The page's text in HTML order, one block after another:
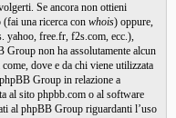
Se ancora non ottieni
una ricerca con whois) oppure,
yahoo, free.fr, f2s.com, ecc.),
non ha assolutamente alcun
dove e da chi viene utilizzata
Group in relazione a
al sito phpbb.com o al software
al phpBB Group riguardanti l’uso